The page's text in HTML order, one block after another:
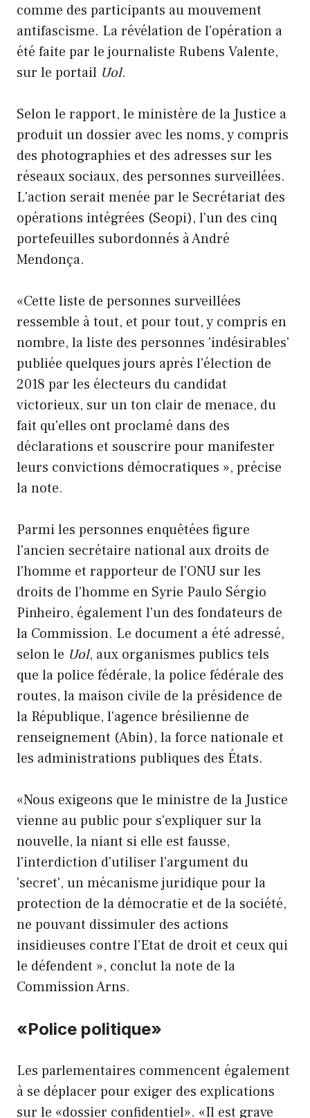
comme des participants au mouvement
antifascisme. La révélation de l'opération a
été faite par le journaliste Rubens Valente,
sur le portail Uol.
Selon le rapport, le ministère de la Justice a
produit un dossier avec les noms, y compris
des photographies et des adresses sur les
réseaux sociaux, des personnes surveillées.
L'action serait menée par le Secrétariat des
opérations intégrées (Seopi), l'un des cinq
portefeuilles subordonnés à André
Mendonça.
«Cette liste de personnes surveillées
ressemble à tout, et pour tout, y compris en
nombre, la liste des personnes 'indésirables'
publiée quelques jours après l'élection de
2018 par les électeurs du candidat
victorieux, sur un ton clair de menace, du
fait qu'elles ont proclamé dans des
déclarations et souscrire pour manifester
leurs convictions démocratiques », précise
la note.
Parmi les personnes enquêtées figure
l'ancien secrétaire national aux droits de
l'homme et rapporteur de l'ONU sur les
droits de l'homme en Syrie Paulo Sérgio
Pinheiro, également l'un des fondateurs de
la Commission. Le document a été adressé,
selon le Uol, aux organismes publics tels
que la police fédérale, la police fédérale des
routes, la maison civile de la présidence de
la République, l'agence brésilienne de
renseignement (Abin), la force nationale et
les administrations publiques des États.
«Nous exigeons que le ministre de la Justice
vienne au public pour s'expliquer sur la
nouvelle, la niant si elle est fausse,
l'interdiction d'utiliser l'argument du
'secret', un mécanisme juridique pour la
protection de la démocratie et de la société,
ne pouvant dissimuler des actions
insidieuses contre l'Etat de droit et ceux qui
le défendent », conclut la note de la
Commission Arns.
«Police politique»
Les parlementaires commencent également
à se déplacer pour exiger des explications
sur le «dossier confidentiel». «Il est grave